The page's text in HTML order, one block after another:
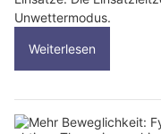
Unwettermodus.
Weiterlesen